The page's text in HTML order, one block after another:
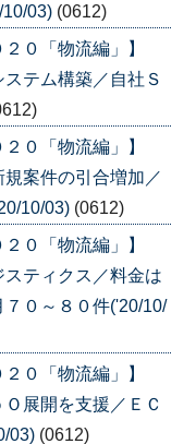
10/03) (0612)
２０「物流編」】
ステム構築／自社Ｓ
２０「物流編」】
規案件の引合増加／
10/03) (0612)
２０「物流編」】
スティクス／料金は
０～８０件('20/10/
２０「物流編」】
展開を支援／ＥＣ
03) (0612)